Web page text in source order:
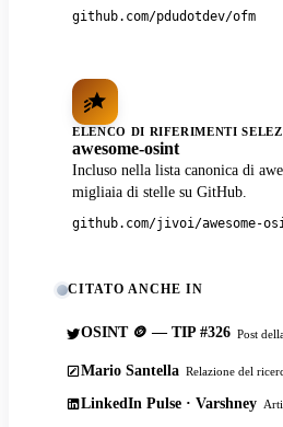
github.com/pdudotdev/ofm
ELENCO DI RIFERIMENTI
awesome-osint
Incluso nella lista canonica di
migliaia di stelle su GitHub.
CITATO ANCHE IN
OSINT 🪙 — TIP #326 Post
Mario Santella Relazione del
LinkedIn Pulse · Varshney